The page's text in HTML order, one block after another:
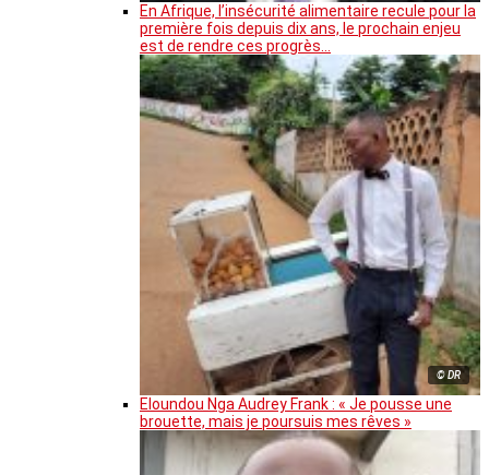
En Afrique, l’insécurité alimentaire recule pour la
première fois depuis dix ans, le prochain enjeu
est de rendre ces progrès…
© DR
Eloundou Nga Audrey Frank : « Je pousse une
brouette, mais je poursuis mes rêves »